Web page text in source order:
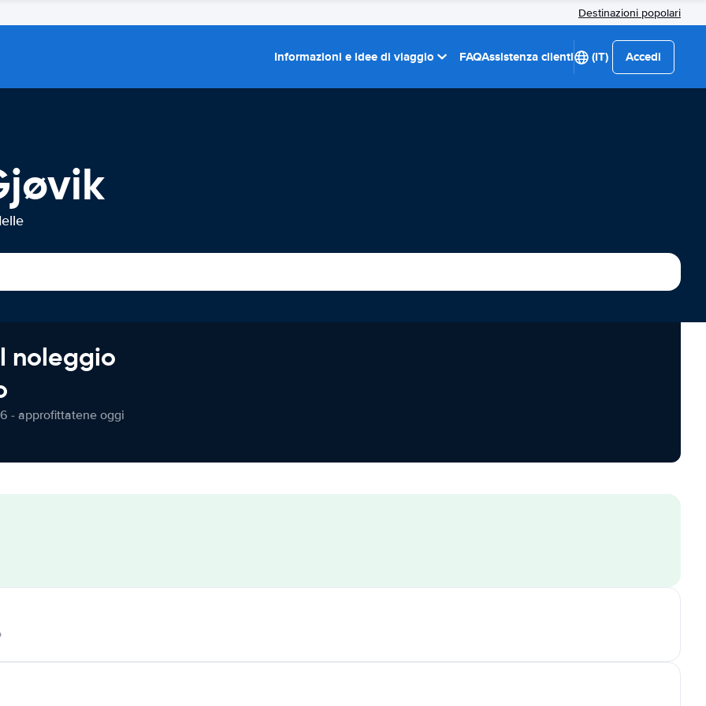
Destinazioni popolari
Informazioni e idee di viaggio FAQAssistenza clienti (IT) Accedi
noleggio
- approfittatene oggi